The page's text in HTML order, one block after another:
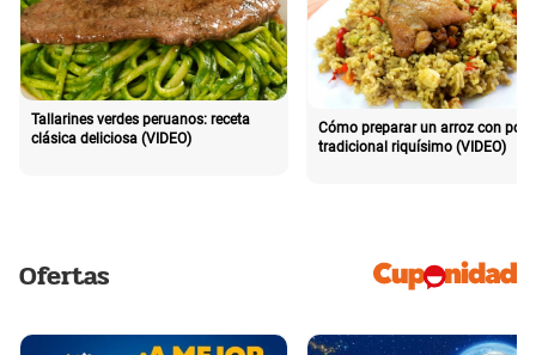
Tallarines verdes peruanos: receta
clásica deliciosa (VIDEO)
Cómo preparar un arroz con pollo
tradicional riquísimo (VIDEO)
Ofertas